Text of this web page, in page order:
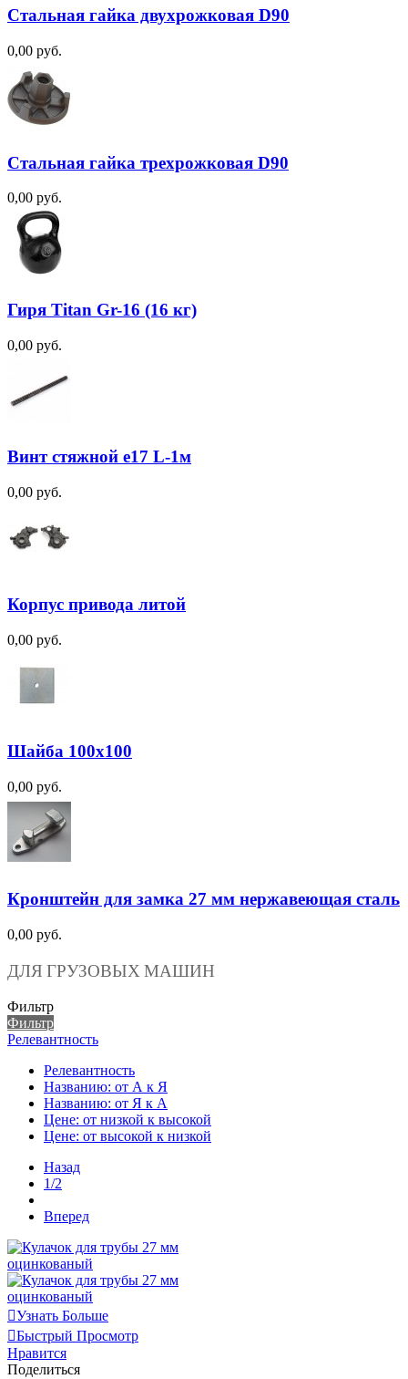
Стальная гайка двухрожковая D90
0,00 руб.
Стальная гайка трехрожковая D90
0,00 руб.
Гиря Titan Gr-16 (16 кг)
0,00 руб.
Винт стяжной e17 L-1м
0,00 руб.
Корпус привода литой
0,00 руб.
Шайба 100х100
0,00 руб.
Кронштейн для замка 27 мм нержавеющая сталь
0,00 руб.
ДЛЯ ГРУЗОВЫХ МАШИН
Фильтр
Фильтр
Релевантность
Релевантность
Названию: от А к Я
Названию: от Я к А
Цене: от низкой к высокой
Цене: от высокой к низкой
Назад
1/2
Вперед
Узнать Больше
Быстрый Просмотр
Нравится
Поделиться